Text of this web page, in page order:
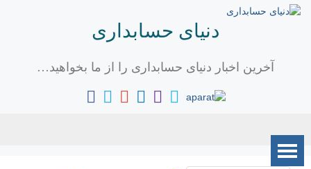
دنیای حسابداری
آخرین اخبار دنیای حسابداری را از ما بخواهید…